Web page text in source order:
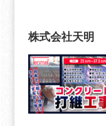
株式会社天明